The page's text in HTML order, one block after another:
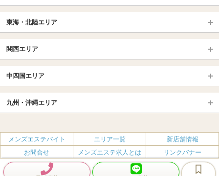
北海道（札幌・旭川・函館）
青森
岩手 (盛岡・北上)
福島 (いわき・郡山)
山形
長野・松本・上田
群馬（伊勢崎・高崎・前橋）
大宮・浦和・川口
越谷・春日部
千葉TOP
松戸・柏
池袋・大塚
新宿
恵比寿・目黒・自由が丘
赤坂・麻布・六本木
品川・五反田・蒲田
銀座・東京・新橋
飯田橋・水道橋・市ヶ谷
神田・秋葉原・人形町
東海・北陸エリア
愛知（名古屋）
岐阜県
北陸
名古屋TOP
丸の内・久屋・高岳
大須・上前津・鶴舞
新栄町・東新町
千種・今池・黒川・大曽根
金山・熱田
一宮・津島・小牧
関西エリア
京都駅・伏見区
烏丸御池駅
四条烏丸・河原町・祇園四条
三条・京都市役所前
大阪エリア
梅田・北新地
肥後橋・淀屋橋・北浜
南森町・天満・京橋
日本橋（大阪市）
中四国エリア
広島
岡山
香川（高松）
愛媛（松山）
徳島
高知
九州・沖縄エリア
福岡
佐賀
長崎
熊本
大分
メンズエステバイト エリア一覧
新店舗情報
お問合せ
メンズエステ求人とは
リンクバナー
無料掲載 会社概要